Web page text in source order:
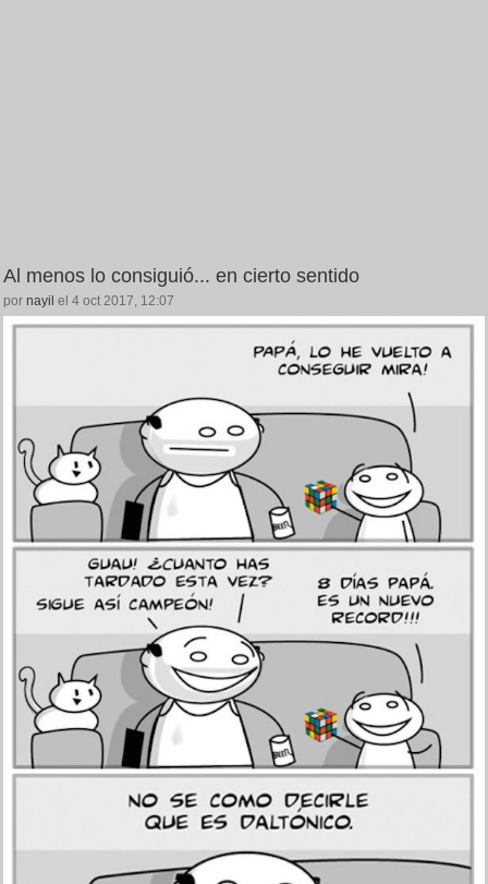
Al menos lo consiguió... en cierto sentido
por nayil el 4 oct 2017, 12:07